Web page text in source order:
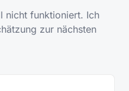
nicht funktioniert. Ich
zur nächsten